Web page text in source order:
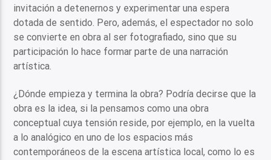
invitación a detenernos y experimentar una espera
dotada de sentido. Pero, además, el espectador no solo
se convierte en obra al ser fotografiado, sino que su
participación lo hace formar parte de una narración
artística.
¿Dónde empieza y termina la obra? Podría decirse que la
obra es la idea, si la pensamos como una obra
conceptual cuya tensión reside, por ejemplo, en la vuelta
a lo analógico en uno de los espacios más
contemporáneos de la escena artística local, como lo es